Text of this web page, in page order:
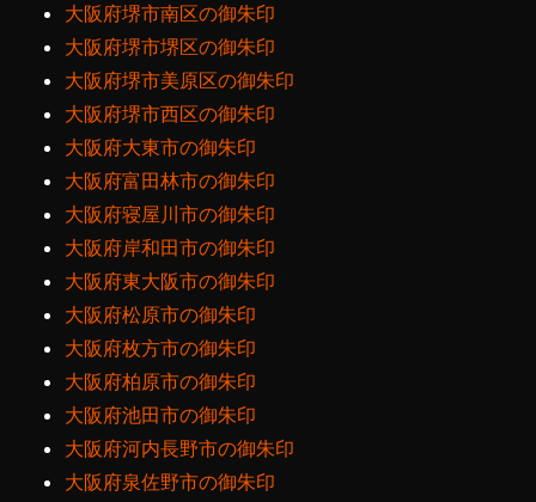
大阪府堺市南区の御朱印
大阪府堺市堺区の御朱印
大阪府堺市美原区の御朱印
大阪府堺市西区の御朱印
大阪府大東市の御朱印
大阪府富田林市の御朱印
大阪府寝屋川市の御朱印
大阪府岸和田市の御朱印
大阪府東大阪市の御朱印
大阪府松原市の御朱印
大阪府枚方市の御朱印
大阪府柏原市の御朱印
大阪府池田市の御朱印
大阪府河内長野市の御朱印
大阪府泉佐野市の御朱印